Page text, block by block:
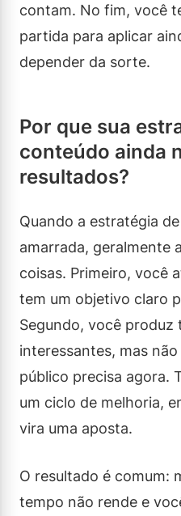
contam. No fim, você
partida para aplicar
depender da sorte.
Por que sua
conteúdo ainda
resultados?
Quando a estratégia
amarrada, geralmente
coisas. Primeiro, você
tem um objetivo claro
Segundo, você produz
interessantes, mas
público precisa agora.
um ciclo de melhoria,
vira uma aposta.
O resultado é comum:
tempo não rende e